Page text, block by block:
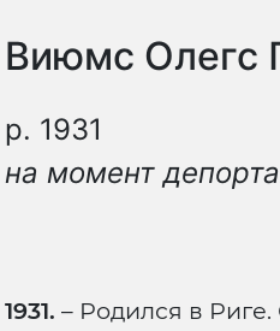
Виюмс Олегс
р. 1931
на момент
1931. – Родился в